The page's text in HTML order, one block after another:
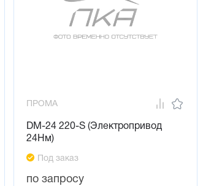
ПРОМА
DM-24 220-S (Электропривод
24Нм)
Под заказ
по запросу